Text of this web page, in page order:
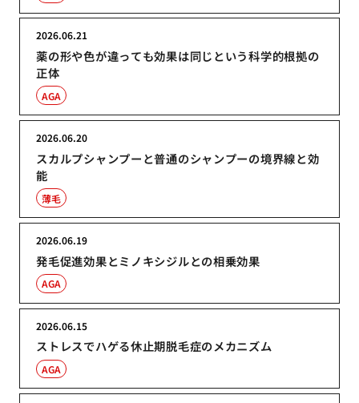
薬の形や色が違っても効果は同じという科学的根拠の
正体
2026.06.21
AGA
スカルプシャンプーと普通のシャンプーの境界線と効
能
2026.06.20
薄毛
発毛促進効果とミノキシジルとの相乗効果
2026.06.19
AGA
ストレスでハゲる休止期脱毛症のメカニズム
2026.06.15
AGA